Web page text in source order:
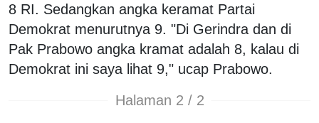
8 RI. Sedangkan angka keramat Partai
Demokrat menurutnya 9. "Di Gerindra dan di
Pak Prabowo angka kramat adalah 8, kalau di
Demokrat ini saya lihat 9," ucap Prabowo.
Halaman 2 / 2